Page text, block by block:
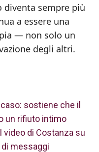
sempre più
a essere una
— non solo un
degli altri.
sostiene che il
un rifiuto intimo
video di Costanza su
messaggi